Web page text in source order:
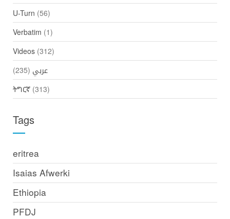
U-Turn (56)
Verbatim (1)
Videos(312)
عربي (235)
ትግርኛ(313)
Tags
eritrea
Isaias Afwerki
Ethiopia
PFDJ